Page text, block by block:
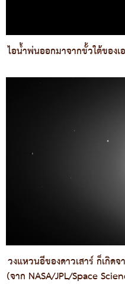
ไอน้ำพ่นออกมาจากขั้วใต้ของเ
วงแหวนอีของดาวเสาร์ ก็เกิด
(จาก NASA/JPL/Space